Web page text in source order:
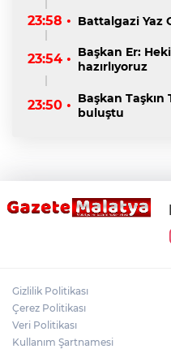
23:58 • Battalgazi Yaz
23:54 • Başkan Er:
hazırlıyoruz
23:50 • Başkan
buluştu
Gizlilik Politikası
Çerez Politikası
Veri Politikası
Kullanım Şartnamesi